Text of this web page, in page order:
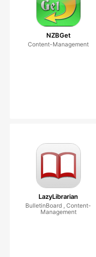
NZBGet
Content-Management
LazyLibrarian
BulletinBoard , Content-
Management